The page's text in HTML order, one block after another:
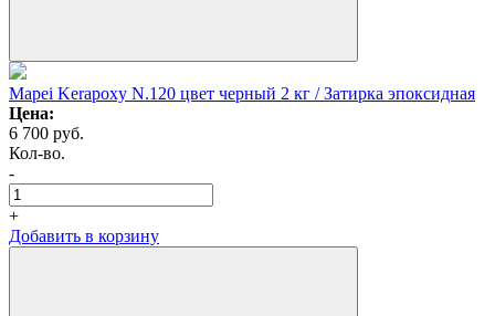
Mapei Kerapoxy N.120 цвет черный 2 кг / Затирка эпоксидная
Цена:
6 700 руб.
Кол-во.
-
+
Добавить в корзину